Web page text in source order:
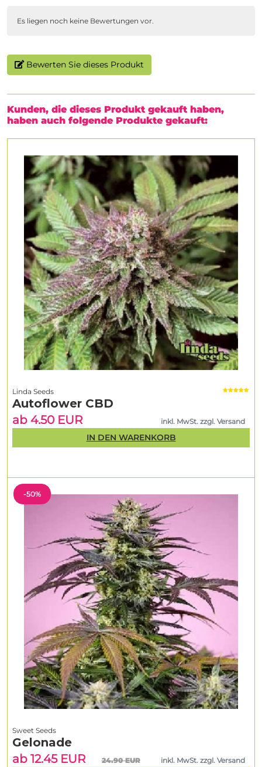
Es liegen noch keine Bewertungen vor.
Bewerten Sie dieses Produkt
Kunden, die dieses Produkt gekauft haben,
haben auch folgende Produkte gekauft:
-50%
Sweet Seeds
Gelonade
ab 12.45 EUR
24.90 EUR inkl. MwSt. zzgl. Versand
Linda Seeds
Autoflower CBD
ab 4.50 EUR
inkl. MwSt. zzgl. Versand
IN DEN WARENKORB